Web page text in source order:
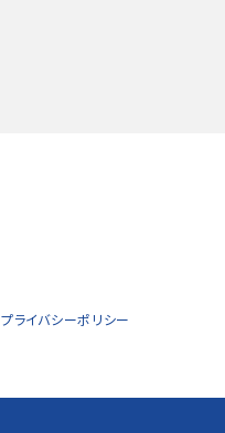
プライバシーポリシー